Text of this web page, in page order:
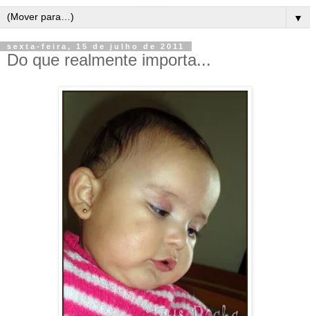
▼
sexta-feira, 15 de julho de 2011
Do que realmente importa...